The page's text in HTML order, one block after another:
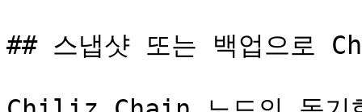
## 스냅샷 또는 백업으로